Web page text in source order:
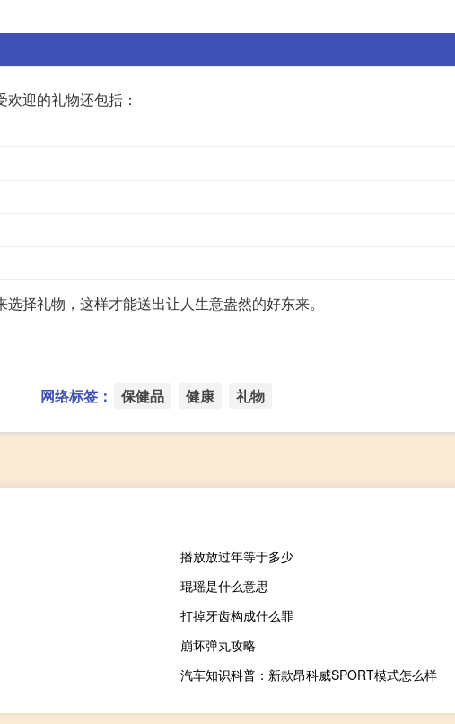
迎的礼物还包括：
择礼物，这样才能送出让人生意盎然的好东来。
网络标签： 保健品 健康 礼物
播放放过年等于多少
琨瑶是什么意思
打掉牙齿构成什么罪
崩坏弹丸攻略
汽车知识科普：新款昂科威SPORT模式怎么样